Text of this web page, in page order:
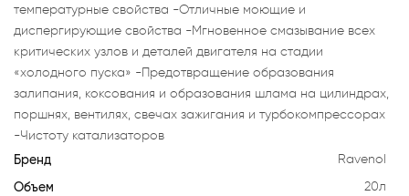
температурные свойства -Отличные моющие и
диспергирующие свойства -Мгновенное смазывание всех
критических узлов и деталей двигателя на стадии
«холодного пуска» -Предотвращение образования
залипания, коксования и образования шлама на цилиндрах,
поршнях, вентилях, свечах зажигания и турбокомпрессорах
-Чистоту катализаторов
Бренд Ravenol
Объем 20л